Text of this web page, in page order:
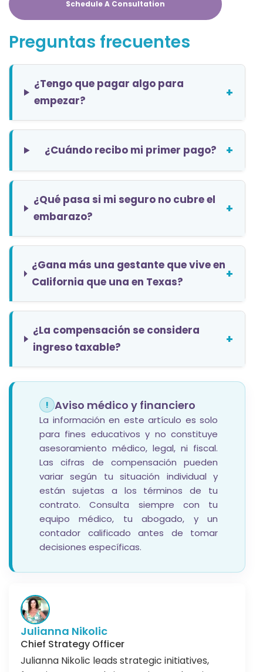
Schedule A Consultation
Preguntas frecuentes
¿Tengo que pagar algo para
empezar?
+
¿Cuándo recibo mi primer pago? +
¿Qué pasa si mi seguro no cubre el
embarazo?
+
¿Gana más una gestante que vive en
California que una en Texas?
+
¿La compensación se considera
ingreso taxable?
+
! Aviso médico y financiero
La información en este artículo es solo
para fines educativos y no constituye
asesoramiento médico, legal, ni fiscal.
Las cifras de compensación pueden
variar según tu situación individual y
están sujetas a los términos de tu
contrato. Consulta siempre con tu
equipo médico, tu abogado, y un
contador calificado antes de tomar
decisiones específicas.
Julianna Nikolic
Chief Strategy Officer
Julianna Nikolic leads strategic initiatives,